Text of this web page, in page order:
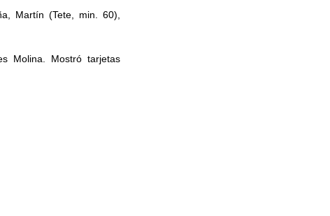
Martín (Tete, min. 60),
Molina. Mostró tarjetas